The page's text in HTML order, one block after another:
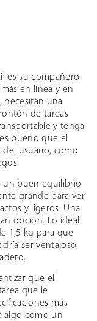
es su compañero
en línea y en
necesitan una
de tareas
y tenga
bueno que el
del usuario, como
un buen equilibrio
grande para ver
y ligeros. Una
opción. Lo ideal
1,5 kg para que
ser ventajoso,
que el
que le
más
algo como un